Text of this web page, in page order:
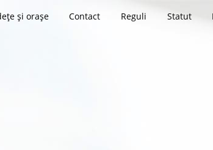
și orașe Contact Reguli Statut